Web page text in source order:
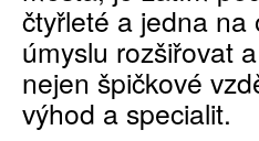
čtyřleté a jedna na
úmyslu rozšiřovat
nejen špičkové
výhod a specialit.